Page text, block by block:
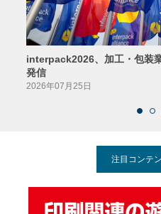
interpack2026、加工・包装
発信
2026年07月25日
注目コンテ